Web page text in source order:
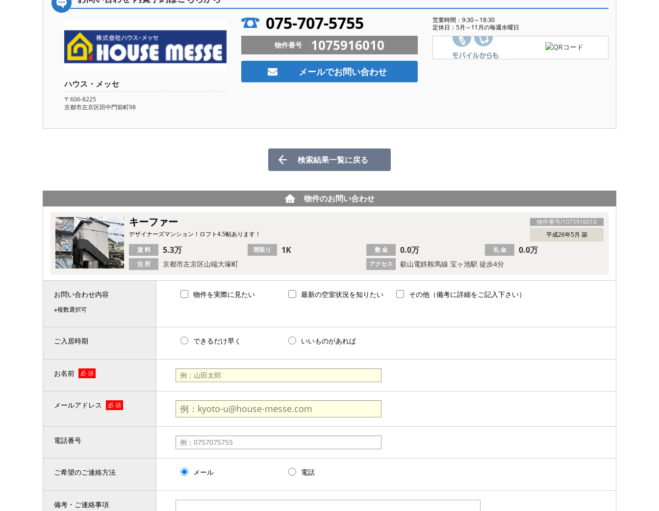
ハウス・メッセ
〒606-8225
京都市左京区田中門前町98
075-707-5755
営業時間：9:30～18:30
定休日：5月～11月の毎週水曜日
物件番号 1075916010
メールでお問い合わせ
検索結果一覧に戻る
物件のお問い合わせ
物件番号/1075916010
キーファー
平成26年5月 築
デザイナーズマンション！ロフト4.5帖あります！
住 所 京都市左京区山端大塚町 アクセス 叡山電鉄鞍馬線 宝ヶ池駅 徒歩4分
賃 料 5.3万 間取り 1K 敷 金 0.0万 礼 金 0.0万
お問い合わせ内容
※複数選択可
物件を実際に見たい 最新の空室状況を知りたい その他（備考に詳細をご記入下さい）
ご入居時期 できるだけ早く いいものがあれば
お名前 必 須
メールアドレス 必 須
電話番号
ご希望のご連絡方法 メール 電話
備考・ご連絡事項